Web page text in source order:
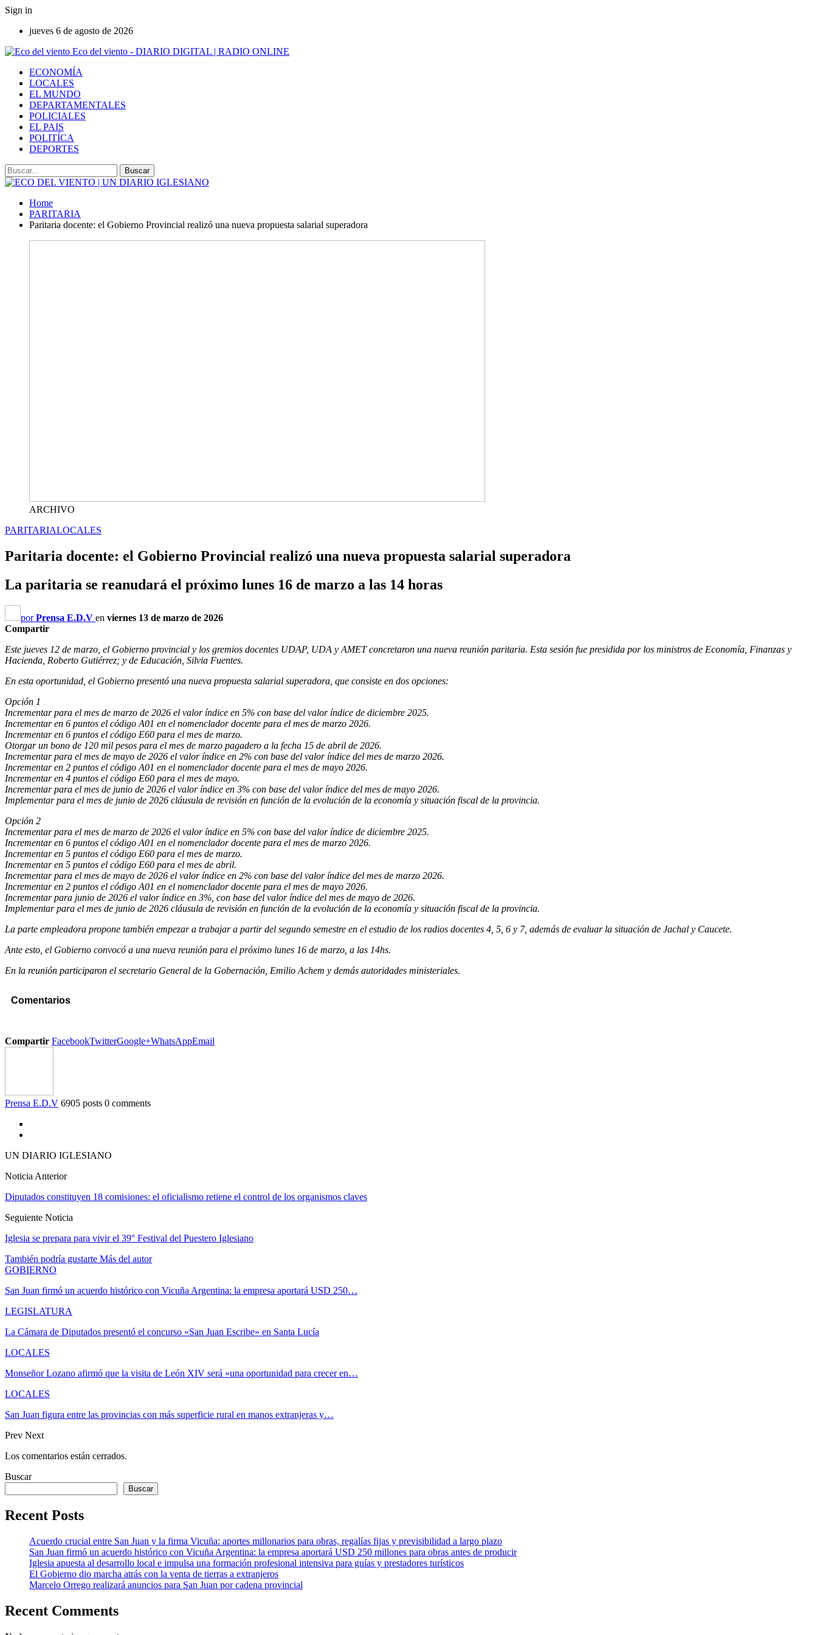
Sign in
jueves 6 de agosto de 2026
Eco del viento - DIARIO DIGITAL | RADIO ONLINE
ECONOMÍA
LOCALES
EL MUNDO
DEPARTAMENTALES
POLICIALES
EL PAIS
POLITÍCA
DEPORTES
Home
PARITARIA
Paritaria docente: el Gobierno Provincial realizó una nueva propuesta salarial superadora
ARCHIVO
PARITARIALOCALES
Paritaria docente: el Gobierno Provincial realizó una nueva propuesta salarial superadora
La paritaria se reanudará el próximo lunes 16 de marzo a las 14 horas
porPrensa E.D.V en viernes 13 de marzo de 2026
Compartir
Este jueves 12 de marzo, el Gobierno provincial y los gremios docentes UDAP, UDA y AMET concretaron una nueva reunión paritaria. Esta sesión fue presidida por los ministros de Economía, Finanzas y
Hacienda, Roberto Gutiérrez; y de Educación, Silvia Fuentes.
En esta oportunidad, el Gobierno presentó una nueva propuesta salarial superadora, que consiste en dos opciones:
Opción 1
Incrementar para el mes de marzo de 2026 el valor índice en 5% con base del valor índice de diciembre 2025.
Incrementar en 6 puntos el código A01 en el nomenclador docente para el mes de marzo 2026.
Incrementar en 6 puntos el código E60 para el mes de marzo.
Otorgar un bono de 120 mil pesos para el mes de marzo pagadero a la fecha 15 de abril de 2026.
Incrementar para el mes de mayo de 2026 el valor índice en 2% con base del valor índice del mes de marzo 2026.
Incrementar en 2 puntos el código A01 en el nomenclador docente para el mes de mayo 2026.
Incrementar en 4 puntos el código E60 para el mes de mayo.
Incrementar para el mes de junio de 2026 el valor índice en 3% con base del valor índice del mes de mayo 2026.
Implementar para el mes de junio de 2026 cláusula de revisión en función de la evolución de la economía y situación fiscal de la provincia.
Opción 2
Incrementar para el mes de marzo de 2026 el valor índice en 5% con base del valor índice de diciembre 2025.
Incrementar en 6 puntos el código A01 en el nomenclador docente para el mes de marzo 2026.
Incrementar en 5 puntos el código E60 para el mes de marzo.
Incrementar en 5 puntos el código E60 para el mes de abril.
Incrementar para el mes de mayo de 2026 el valor índice en 2% con base del valor índice del mes de marzo 2026.
Incrementar en 2 puntos el código A01 en el nomenclador docente para el mes de mayo 2026.
Incrementar para junio de 2026 el valor índice en 3%, con base del valor índice del mes de mayo de 2026.
Implementar para el mes de junio de 2026 cláusula de revisión en función de la evolución de la economía y situación fiscal de la provincia.
La parte empleadora propone también empezar a trabajar a partir del segundo semestre en el estudio de los radios docentes 4, 5, 6 y 7, además de evaluar la situación de Jachal y Caucete.
Ante esto, el Gobierno convocó a una nueva reunión para el próximo lunes 16 de marzo, a las 14hs.
En la reunión participaron el secretario General de la Gobernación, Emilio Achem y demás autoridades ministeriales.
Comentarios
Compartir FacebookTwitterGoogle+WhatsAppEmail
Prensa E.D.V 6905 posts 0 comments
UN DIARIO IGLESIANO
Noticia Anterior
Diputados constituyen 18 comisiones: el oficialismo retiene el control de los organismos claves
Seguiente Noticia
Iglesia se prepara para vivir el 39° Festival del Puestero Iglesiano
También podría gustarte Más del autor
GOBIERNO
San Juan firmó un acuerdo histórico con Vicuña Argentina: la empresa aportará USD 250…
LEGISLATURA
La Cámara de Diputados presentó el concurso «San Juan Escribe» en Santa Lucía
LOCALES
Monseñor Lozano afirmó que la visita de León XIV será «una oportunidad para crecer en…
LOCALES
San Juan figura entre las provincias con más superficie rural en manos extranjeras y…
Prev Next
Los comentarios están cerrados.
Buscar
Buscar
Recent Posts
Acuerdo crucial entre San Juan y la firma Vicuña: aportes millonarios para obras, regalías fijas y previsibilidad a largo plazo
San Juan firmó un acuerdo histórico con Vicuña Argentina: la empresa aportará USD 250 millones para obras antes de producir
Iglesia apuesta al desarrollo local e impulsa una formación profesional intensiva para guías y prestadores turísticos
El Gobierno dio marcha atrás con la venta de tierras a extranjeros
Marcelo Orrego realizará anuncios para San Juan por cadena provincial
Recent Comments